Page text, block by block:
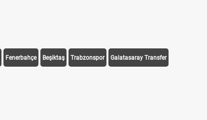
Fenerbahçe Beşiktaş Trabzonspor Galatasaray Transfer